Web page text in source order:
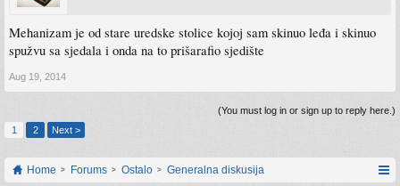
Mehanizam je od stare uredske stolice kojoj sam skinuo leđa i skinuo
spužvu sa sjedala i onda na to prišarafio sjedište
Aug 19, 2014
(You must log in or sign up to reply here.)
1
2 Next >
Home Forums Ostalo Generalna diskusija